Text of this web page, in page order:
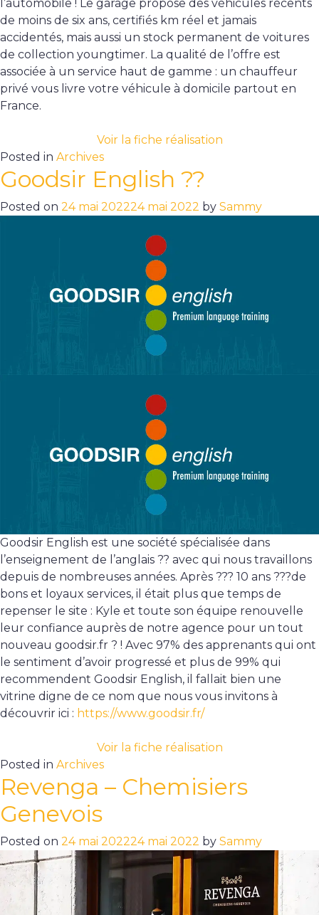
l’automobile ! Le garage propose des véhicules récents
de moins de six ans, certifiés km réel et jamais
accidentés, mais aussi un stock permanent de voitures
de collection youngtimer. La qualité de l’offre est
associée à un service haut de gamme : un chauffeur
privé vous livre votre véhicule à domicile partout en
France.
Voir la fiche réalisation
Posted in Archives
Goodsir English ??
Posted on 24 mai 202224 mai 2022 by Sammy
Goodsir English est une société spécialisée dans
l’enseignement de l’anglais ?? avec qui nous travaillons
depuis de nombreuses années. Après ??? 10 ans ???de
bons et loyaux services, il était plus que temps de
repenser le site : Kyle et toute son équipe renouvelle
leur confiance auprès de notre agence pour un tout
nouveau goodsir.fr ? ! Avec 97% des apprenants qui ont
le sentiment d’avoir progressé et plus de 99% qui
recommendent Goodsir English, il fallait bien une
vitrine digne de ce nom que nous vous invitons à
découvrir ici : https://www.goodsir.fr/
Voir la fiche réalisation
Posted in Archives
Revenga – Chemisiers
Genevois
Posted on 24 mai 202224 mai 2022 by Sammy